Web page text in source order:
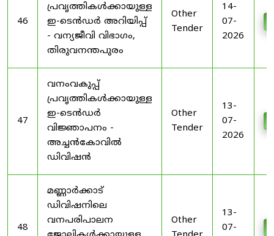
46
പ്രവൃത്തികൾക്കായുള്ള
ഇ-ടെൻഡർ അറിയിപ്പ്
- വന്യജീവി വിഭാഗം,
തിരുവനന്തപുരം
Other
Tender
14-
07-
2026
47
വനംവകുപ്പ്
പ്രവൃത്തികൾക്കായുള്ള
ഇ-ടെൻഡർ
വിജ്ഞാപനം -
അച്ചൻകോവിൽ
ഡിവിഷൻ
Other
Tender
13-
07-
2026
48
മണ്ണാർക്കാട്
ഡിവിഷനിലെ
വനപരിപാലന
Other
13-
07-